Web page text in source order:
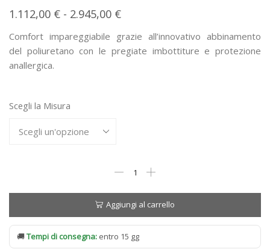
1.112,00 € - 2.945,00 €Fascia
prezzo:
Comfort impareggiabile grazie all’innovativo abbinamento
del poliuretano con le pregiate imbottiture e protezione
anallergica.
Scegli la Misura
Materasso
Simmons
Healthy
Supreme
a
Portanza
MEDIA
Aggiungi al carrello
🚚Tempi di consegna: entro 15 gg